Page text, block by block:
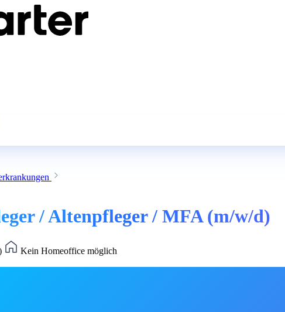
/ Altenpfleger / MFA (m/w/d)
Kein Homeoffice möglich